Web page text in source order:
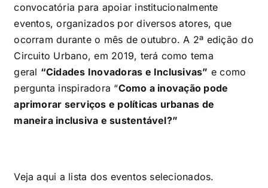
convocatória para apoiar institucionalmente
eventos, organizados por diversos atores, que
ocorram durante o mês de outubro. A 2ª edição do
Circuito Urbano, em 2019, terá como tema
geral “Cidades Inovadoras e Inclusivas” e como
pergunta inspiradora “Como a inovação pode
aprimorar serviços e políticas urbanas de
maneira inclusiva e sustentável?”
Vejaaqui a lista dos eventos selecionados.